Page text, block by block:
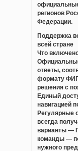
регионов
Федерации.
Поддержка
всей стране
Что
ответы,
формату
решения с
Единый
навигацией
Регулярные
всегда
варианты —
команды —
нужного